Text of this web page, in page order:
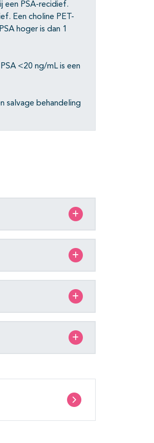
een PSA-recidief.
Een choline PET-
hoger is dan 1
<20 ng/mL is een
salvage behandeling